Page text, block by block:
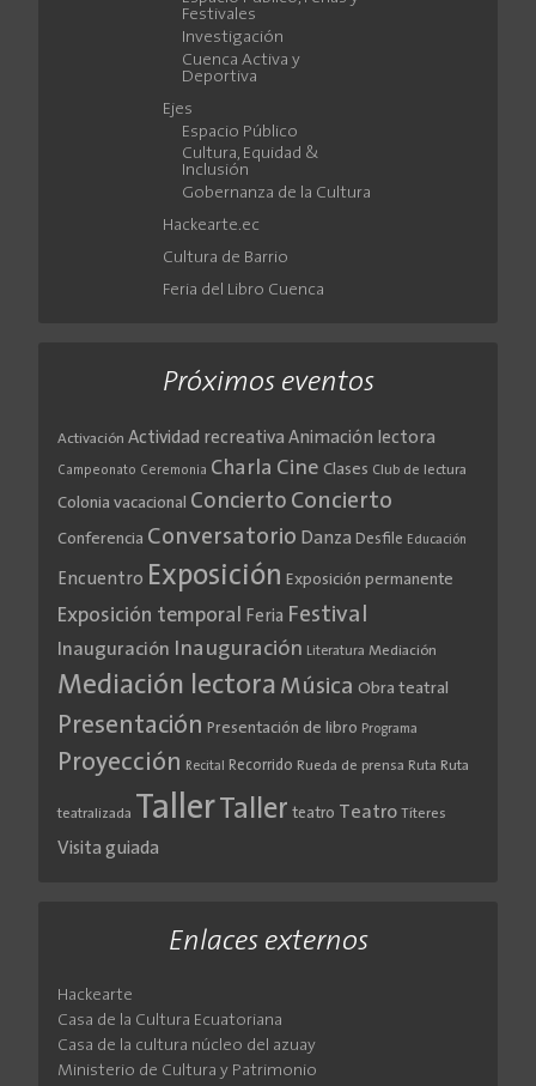
Festivales
Investigación
Cuenca Activa y
Deportiva
Ejes
Espacio Público
Cultura, Equidad &
Inclusión
Gobernanza de la Cultura
Hackearte.ec
Cultura de Barrio
Feria del Libro Cuenca
Próximos eventos
Activación Actividad recreativa Animación lectora
Campeonato Ceremonia Charla Cine Clases Club de lectura
Colonia vacacional Concierto Concierto
Conferencia Conversatorio Danza Desfile Educación
Encuentro Exposición Exposición permanente
Exposición temporal Feria Festival
Inauguración Inauguración Literatura Mediación
Mediación lectora Música Obra teatral
Presentación Presentación de libro Programa
Proyección Recital Recorrido Rueda de prensa Ruta Ruta
teatralizada Taller Taller teatro Teatro Títeres
Visita guiada
Enlaces externos
Hackearte
Casa de la Cultura Ecuatoriana
Casa de la cultura núcleo del azuay
Ministerio de Cultura y Patrimonio